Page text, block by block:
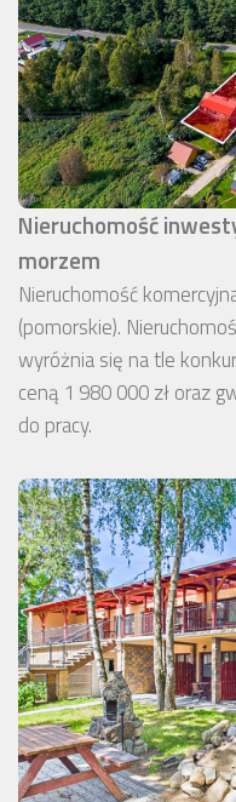
Nieruchomość
morzem
Nieruchomość
(pomorskie).
wyróżnia się na tle
ceną 1 980 000 zł oraz
do pracy.